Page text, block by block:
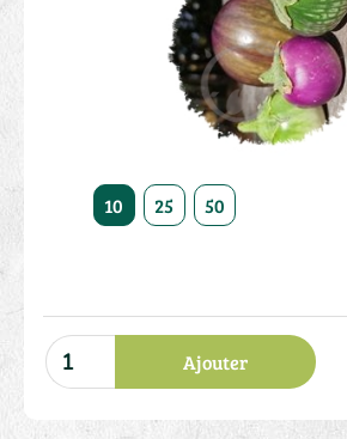
10 25 50
Ajouter